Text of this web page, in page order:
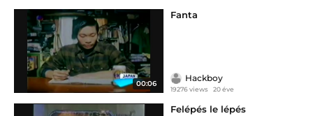
00:06
Fanta
Hackboy
19276 views 20 éve
Felépés le lépés